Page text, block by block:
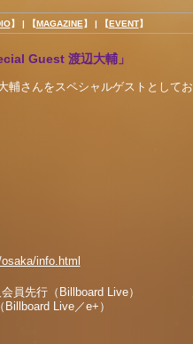
】 | 【MAGAZINE】 | 【EVENT】
Guest 渡辺大輔」
輔さんをスペシャルゲストとしてお
info.html
員先行（Billboard Live）
Live／e+）